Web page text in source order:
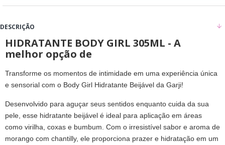
DESCRIÇÃO
HIDRATANTE BODY GIRL 305ML - A
melhor opção de
Transforme os momentos de intimidade em uma experiência única
e sensorial com o Body Girl Hidratante Beijável da Garji!
Desenvolvido para aguçar seus sentidos enquanto cuida da sua
pele, esse hidratante beijável é ideal para aplicação em áreas
como virilha, coxas e bumbum. Com o irresistível sabor e aroma de
morango com chantilly, ele proporciona prazer e hidratação em um